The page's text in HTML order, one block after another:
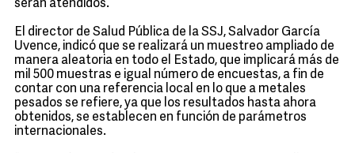
serán atendidos.
El director de Salud Pública de la SSJ, Salvador García
Uvence, indicó que se realizará un muestreo ampliado de
manera aleatoria en todo el Estado, que implicará más de
mil 500 muestras e igual número de encuestas, a fin de
contar con una referencia local en lo que a metales
pesados se refiere, ya que los resultados hasta ahora
obtenidos, se establecen en función de parámetros
internacionales.